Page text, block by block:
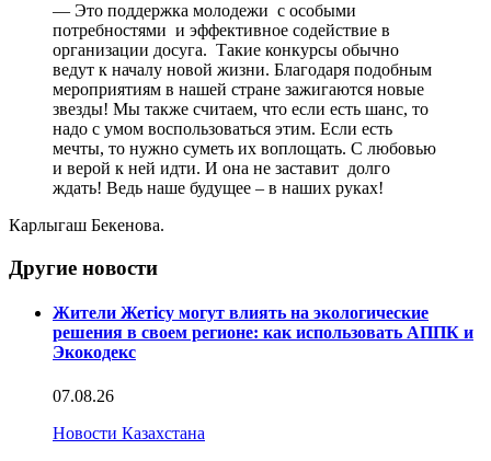
— Это поддержка молодежи с особыми
потребностями и эффективное содействие в
организации досуга. Такие конкурсы обычно
ведут к началу новой жизни. Благодаря подобным
мероприятиям в нашей стране зажигаются новые
звезды! Мы также считаем, что если есть шанс, то
надо с умом воспользоваться этим. Если есть
мечты, то нужно суметь их воплощать. С любовью
и верой к ней идти. И она не заставит долго
ждать! Ведь наше будущее – в наших руках!
Карлыгаш Бекенова.
Другие новости
Жители Жетісу могут влиять на экологические
решения в своем регионе: как использовать АППК и
Экокодекс
07.08.26
Новости Казахстана